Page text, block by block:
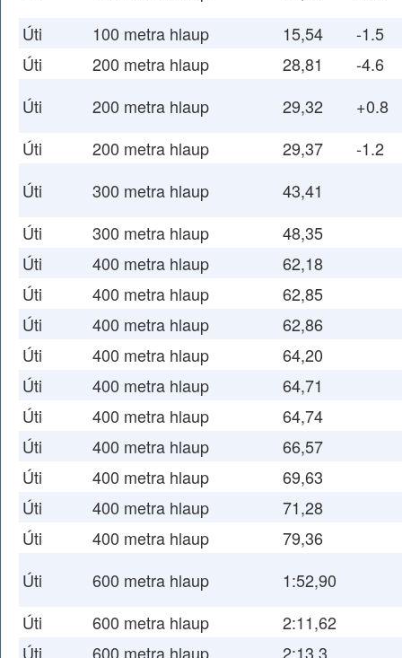
Úti
100 metra hlaup 15,54
-1.5
Úti
200 metra hlaup 28,81
-4.6
Úti
200 metra hlaup 29,32
+0.8
Úti
200 metra hlaup 29,37
-1.2
Úti
300 metra hlaup
43,41
Úti
300 metra hlaup
48,35
Úti
400 metra hlaup
62,18
Úti
400 metra hlaup
62,85
Úti
400 metra hlaup
62,86
Úti
400 metra hlaup
64,20
Úti
400 metra hlaup
64,71
Úti
400 metra hlaup
64,74
Úti
400 metra hlaup
66,57
Úti
400 metra hlaup
69,63
Úti
400 metra hlaup
71,28
Úti
400 metra hlaup
79,36
Úti
600 metra hlaup
1:52,90
Úti
600 metra hlaup
2:11,62
Úti
600 metra hlaup
2:13,3